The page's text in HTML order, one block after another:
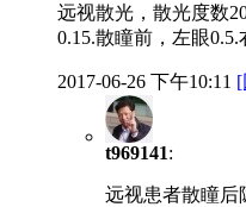
远视散光，散光度数
0.15.散瞳前，左眼0.5.
2017-06-26 下午10:11 [
t969141:
远视患者散瞳后